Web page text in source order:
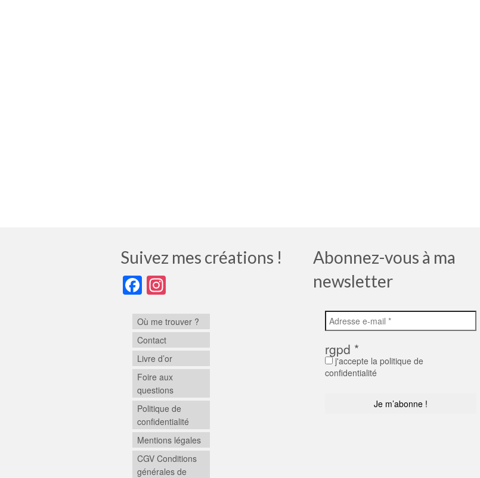
Suivez mes créations !
Facebook
Où me trouver ?
Contact
Livre d’or
Foire aux
questions
Politique de
confidentialité
Mentions légales
CGV Conditions
générales de
Abonnez-vous à ma
newsletter
rgpd *
j'accepte la politique de
confidentialité